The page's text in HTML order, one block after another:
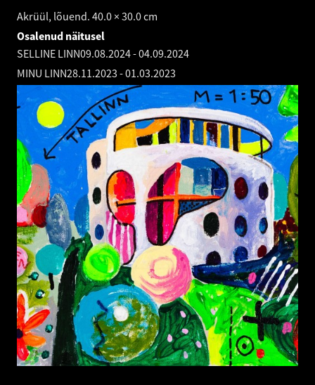
Akrüül, lõuend. 40.0 × 30.0 cm
Osalenud näitusel
SELLINE LINN09.08.2024-04.09.2024
MINU LINN28.11.2023 -01.03.2023